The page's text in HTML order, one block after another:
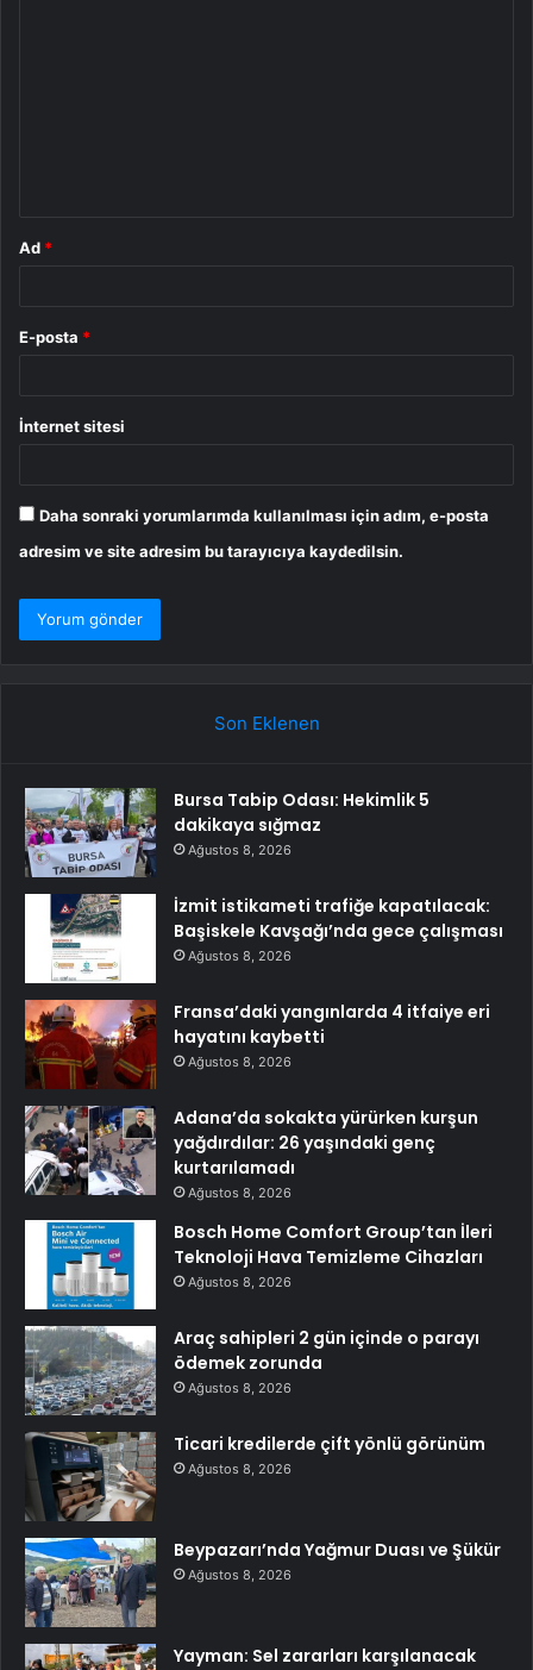
Ad *
E-posta *
İnternet sitesi
Daha sonraki yorumlarımda kullanılması için adım, e-posta
adresim ve site adresim bu tarayıcıya kaydedilsin.
Son Eklenen
Bursa Tabip Odası: Hekimlik 5
dakikaya sığmaz
Ağustos 8, 2026
İzmit istikameti trafiğe kapatılacak:
Başiskele Kavşağı’nda gece çalışması
Ağustos 8, 2026
Fransa’daki yangınlarda 4 itfaiye eri
hayatını kaybetti
Ağustos 8, 2026
Adana’da sokakta yürürken kurşun
yağdırdılar: 26 yaşındaki genç
kurtarılamadı
Ağustos 8, 2026
Bosch Home Comfort Group’tan İleri
Teknoloji Hava Temizleme Cihazları
Ağustos 8, 2026
Araç sahipleri 2 gün içinde o parayı
ödemek zorunda
Ağustos 8, 2026
Ticari kredilerde çift yönlü görünüm
Ağustos 8, 2026
Beypazarı’nda Yağmur Duası ve Şükür
Ağustos 8, 2026
Yayman: Sel zararları karşılanacak